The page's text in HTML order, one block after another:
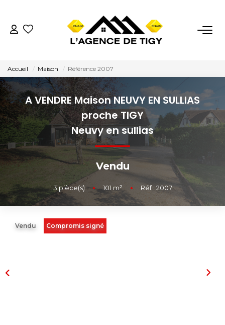
LOCATIONS
ESTIMATION
NOTRE AGENCE
Nous Contacter
Nos Témoignages
02.38.58.10.79
Accueil Maison Référence 2007
A VENDRE Maison NEUVY EN SULLIAS
proche TIGY
Neuvy en sullias
Vendu
3 pièce(s) • 101 m² • Réf : 2007
Vendu Compromis signé